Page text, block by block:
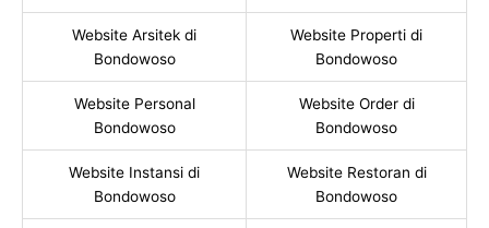
Website Arsitek di
Bondowoso
Website Properti di
Bondowoso
Website Personal
Bondowoso
Website Order di
Bondowoso
Website Instansi di
Bondowoso
Website Restoran di
Bondowoso